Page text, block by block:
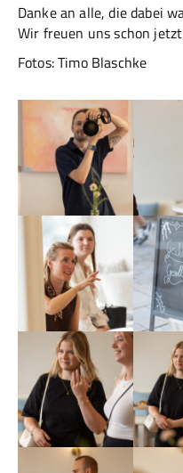
Danke an alle, die dabei
Wir freuen uns schon
Fotos: Timo Blaschke